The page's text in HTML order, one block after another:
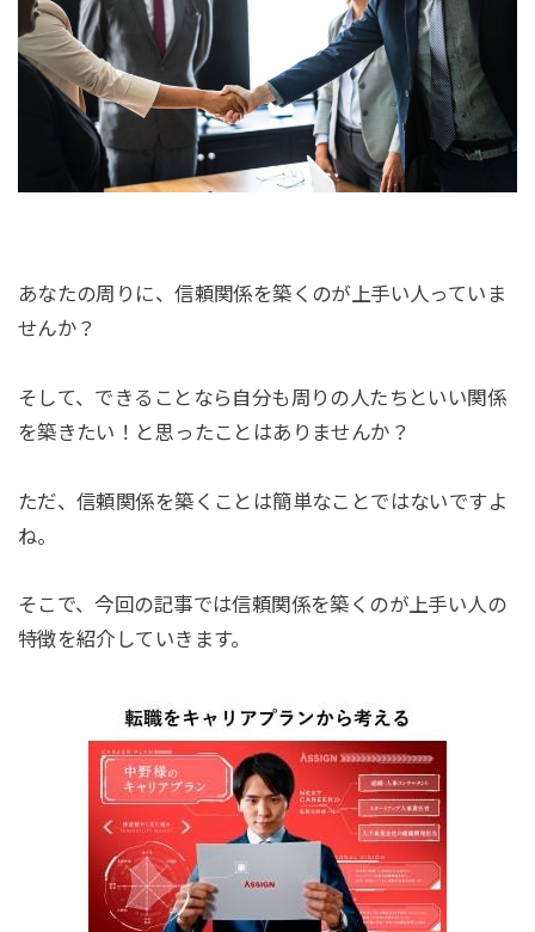
あなたの周りに、信頼関係を築くのが上手い人っていま
せんか？
そして、できることなら自分も周りの人たちといい関係
を築きたい！と思ったことはありませんか？
ただ、信頼関係を築くことは簡単なことではないですよ
ね。
そこで、今回の記事では信頼関係を築くのが上手い人の
特徴を紹介していきます。